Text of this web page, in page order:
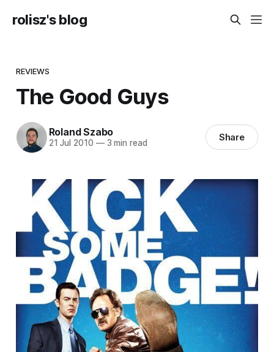
rolisz's blog
REVIEWS
The Good Guys
Roland Szabo
21 Jul 2010 —3 min read Share